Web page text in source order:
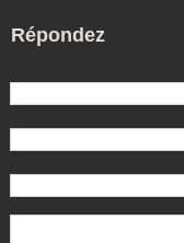
Répondez